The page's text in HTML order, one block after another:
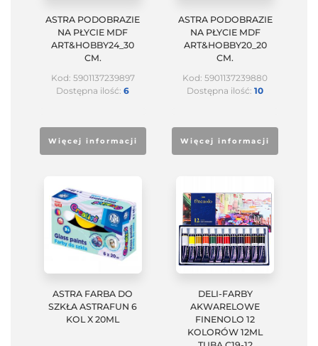
ASTRA PODOBRAZIE
NA PŁYCIE MDF
ART&HOBBY24_30
CM.
Kod: 5901137239897
Dostępna ilość:6
Więcej informacji
ASTRA PODOBRAZIE
NA PŁYCIE MDF
ART&HOBBY20_20
CM.
Kod: 5901137239880
Dostępna ilość:10
Więcej informacji
ASTRA FARBA DO
SZKŁA ASTRAFUN 6
KOL X 20ML
DELI-FARBY
AKWARELOWE
FINENOLO 12
KOLORÓW 12ML